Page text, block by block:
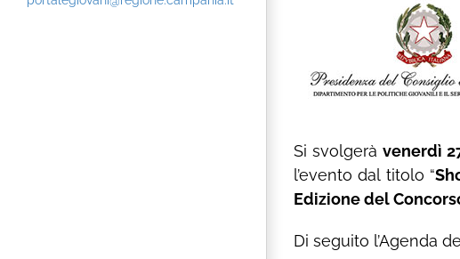
Si svolgerà venerdì
l’evento dal titolo “
Edizione del
Di seguito l’Agenda